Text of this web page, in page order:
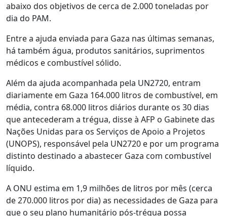
abaixo dos objetivos de cerca de 2.000 toneladas por
dia do PAM.
Entre a ajuda enviada para Gaza nas últimas semanas,
há também água, produtos sanitários, suprimentos
médicos e combustível sólido.
Além da ajuda acompanhada pela UN2720, entram
diariamente em Gaza 164.000 litros de combustível, em
média, contra 68.000 litros diários durante os 30 dias
que antecederam a trégua, disse à AFP o Gabinete das
Nações Unidas para os Serviços de Apoio a Projetos
(UNOPS), responsável pela UN2720 e por um programa
distinto destinado a abastecer Gaza com combustível
líquido.
A ONU estima em 1,9 milhões de litros por mês (cerca
de 270.000 litros por dia) as necessidades de Gaza para
que o seu plano humanitário pós-trégua possa